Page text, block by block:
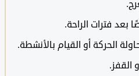
الراحة.
أو القيام بالأنشطة.